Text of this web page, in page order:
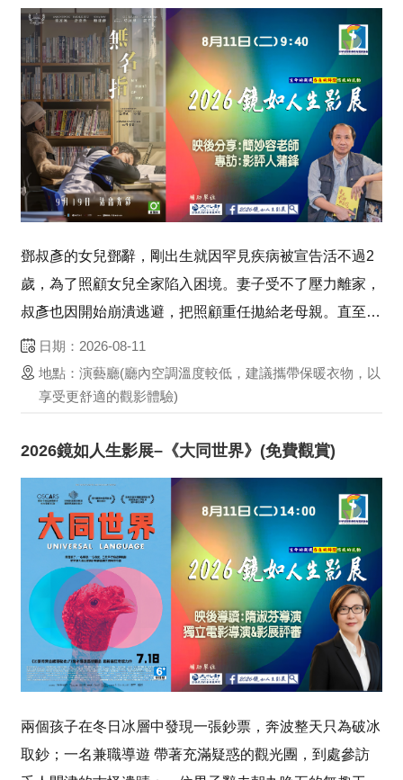
鄧叔彥的女兒鄧辭，剛出生就因罕見疾病被宣告活不過2
歲，為了照顧女兒全家陷入困境。妻子受不了壓力離家，
叔彥也因開始崩潰逃避，把照顧重任拋給老母親。直至老
母親病倒，鄧叔彥被迫回家。分隔多年的父女剛開始相處
總是劍拔弩張，最後憑藉父女間建立的小默契，漸漸化解
兩人間的心結。微微可動的無名指讓鄧辭活出生命的光
日期：2026-08-11
地點：演藝廳(廳內空調溫度較低，建議攜帶保暖衣物，以
享受更舒適的觀影體驗)
2026鏡如人生影展–《大同世界》(免費觀賞)
兩個孩子在冬日冰層中發現一張鈔票，奔波整天只為破冰
取鈔；一名兼職導遊 帶著充滿疑惑的觀光團，到處參訪